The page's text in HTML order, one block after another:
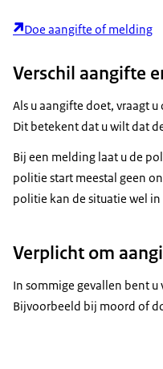
Doe aangifte of melding
Verschil aangifte
Als u aangifte doet, vraagt
Dit betekent dat u wilt dat
Bij een melding laat u de
politie start meestal geen
politie kan de situatie wel
Verplicht om
In sommige gevallen bent
Bijvoorbeeld bij moord of